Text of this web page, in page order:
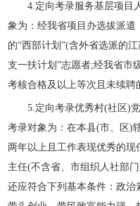
4.定向考录服务基层项目人
象为：经我省项目办选拔派
的“西部计划”(含外省选派的
支一扶计划”志愿者;经我省市
考核合格及以上等次且未续聘
5.定向考录优秀村(社区)党
考录对象为：在本县(市、区)
两年以上且工作表现优秀的
主任(不含省、市组织人社部
还应符合下列基本条件：政治